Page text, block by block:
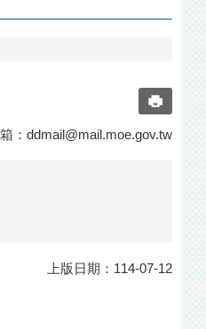
： ddmail@mail.moe.gov.tw
上版日期：114-07-12